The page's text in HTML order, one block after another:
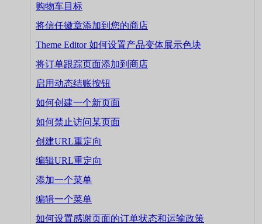
购物车目标
将信任徽章添加到您的商店
Theme Editor 如何设置产品变体展示色块
将订单跟踪页面添加到商店
启用动态结账按钮
如何创建一个新页面
如何禁止访问某页面
创建URL重定向
编辑URL重定向
添加一个菜单
编辑一个菜单
如何设置感谢页面的订单状态和运输政策